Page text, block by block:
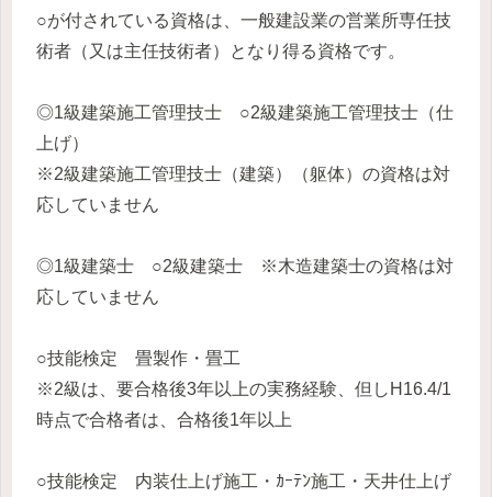
○が付されている資格は、一般建設業の営業所専任技
術者（又は主任技術者）となり得る資格です。
◎1級建築施工管理技士 ○2級建築施工管理技士（仕
上げ）
※2級建築施工管理技士（建築）（躯体）の資格は対
応していません
◎1級建築士 ○2級建築士 ※木造建築士の資格は対
応していません
○技能検定 畳製作・畳工
※2級は、要合格後3年以上の実務経験、但しH16.4/1
時点で合格者は、合格後1年以上
○技能検定 内装仕上げ施工・ｶｰﾃﾝ施工・天井仕上げ